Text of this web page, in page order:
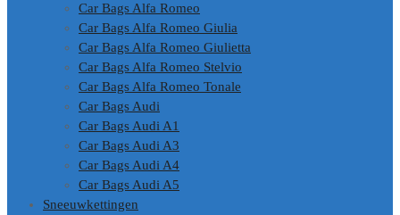
Car Bags Alfa Romeo
Car Bags Alfa Romeo Giulia
Car Bags Alfa Romeo Giulietta
Car Bags Alfa Romeo Stelvio
Car Bags Alfa Romeo Tonale
Car Bags Audi
Car Bags Audi A1
Car Bags Audi A3
Car Bags Audi A4
Car Bags Audi A5
Sneeuwkettingen